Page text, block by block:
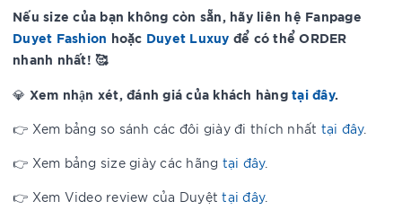
Nếu size của bạn không còn sẵn, hãy liên hệ Fanpage
Duyet Fashion hoặc Duyet Luxuy để có thể ORDER
nhanh nhất! 🥰
💎 Xem nhận xét, đánh giá của khách hàng tại đây.
👉 Xem bảng so sánh các đôi giày đi thích nhất tại đây.
👉 Xem bảng size giày các hãng tại đây.
👉 Xem Video review của Duyệttại đây.